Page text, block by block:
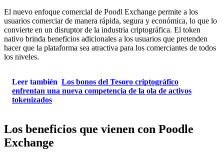
El nuevo enfoque comercial de Poodl Exchange permite a los
usuarios comerciar de manera rápida, segura y económica, lo que lo
convierte en un disruptor de la industria criptográfica. El token
nativo brinda beneficios adicionales a los usuarios que pretenden
hacer que la plataforma sea atractiva para los comerciantes de todos
los niveles.
Leer también Los bonos del Tesoro criptográfico
enfrentan una nueva competencia de la ola de activos
tokenizados
Los beneficios que vienen con Poodle
Exchange